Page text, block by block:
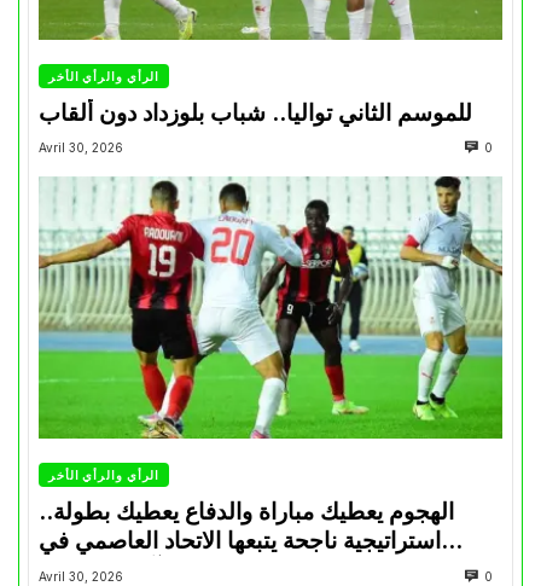
الرأي والرأي الأخر
للموسم الثاني تواليا.. شباب بلوزداد دون ألقاب
Avril 30, 2026 0
الرأي والرأي الأخر
الهجوم يعطيك مباراة والدفاع يعطيك بطولة..
استراتيجية ناجحة يتبعها الاتحاد العاصمي في
تتويجاته آخر السنوات
Avril 30, 2026 0